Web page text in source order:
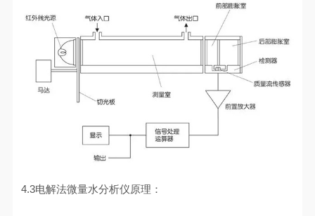
4.3电解法微量水分析仪原理：